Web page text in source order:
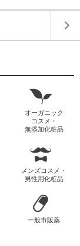
オーガニック
コスメ・
無添加化粧品
メンズコスメ・
男性用化粧品
一般市販薬